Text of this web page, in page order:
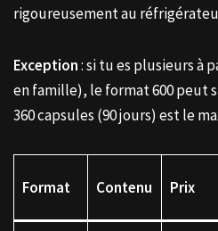
rigoureusement au
Exception: si tu es plusieurs à
en famille), le format 600 peut
360 capsules (90 jours) est le
Format Contenu Prix